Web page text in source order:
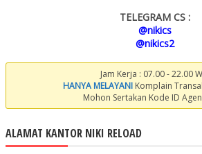
TELEGRAM CS :
@nikics
@nikics2
Jam Kerja : 07.00 - 22.00
HANYA MELAYANIKomplain
Mohon Sertakan Kode ID
ALAMAT KANTOR NIKI RELOAD